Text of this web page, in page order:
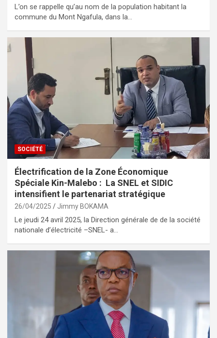
L’on se rappelle qu’au nom de la population habitant la
commune du Mont Ngafula, dans la…
SOCIÉTÉ
Électrification de la Zone Économique
Spéciale Kin-Malebo : La SNEL et SIDIC
intensifient le partenariat stratégique
26/04/2025 Jimmy BOKAMA
Le jeudi 24 avril 2025, la Direction générale de de la société
nationale d’électricité –SNEL- a…